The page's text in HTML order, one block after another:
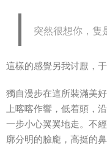
突然很想你，隻
這樣的感覺另我讨厭，
獨自漫步在這所裝滿美
上喀喀作響，低着頭，
一步小心翼翼地走。不
廓分明的臉龐，高挺的